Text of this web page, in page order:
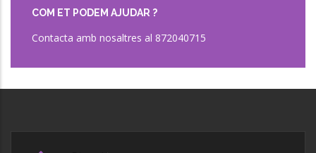
COM ET PODEM AJUDAR ?
Contacta amb nosaltres al 872040715